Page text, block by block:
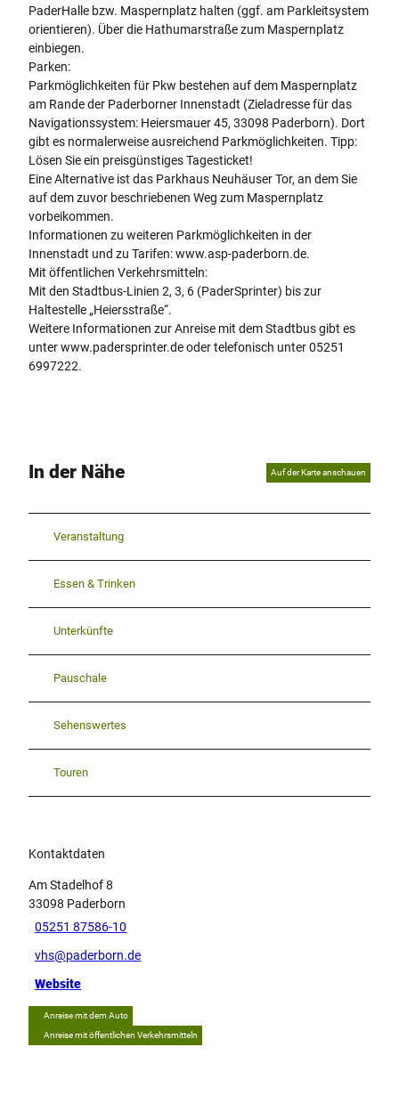
PaderHalle bzw. Maspernplatz halten (ggf. am Parkleitsystem
orientieren). Über die Hathumarstraße zum Maspernplatz
einbiegen.
Parken:
Parkmöglichkeiten für Pkw bestehen auf dem Maspernplatz
am Rande der Paderborner Innenstadt (Zieladresse für das
Navigationssystem: Heiersmauer 45, 33098 Paderborn). Dort
gibt es normalerweise ausreichend Parkmöglichkeiten. Tipp:
Lösen Sie ein preisgünstiges Tagesticket!
Eine Alternative ist das Parkhaus Neuhäuser Tor, an dem Sie
auf dem zuvor beschriebenen Weg zum Maspernplatz
vorbeikommen.
Informationen zu weiteren Parkmöglichkeiten in der
Innenstadt und zu Tarifen: www.asp-paderborn.de.
Mit öffentlichen Verkehrsmitteln:
Mit den Stadtbus-Linien 2, 3, 6 (PaderSprinter) bis zur
Haltestelle „Heiersstraße“.
Weitere Informationen zur Anreise mit dem Stadtbus gibt es
unter www.padersprinter.de oder telefonisch unter 05251
6997222.
In der Nähe Auf der Karte anschauen
Veranstaltung
Essen & Trinken
Unterkünfte
Pauschale
Sehenswertes
Touren
Kontaktdaten
Am Stadelhof 8
33098 Paderborn
05251 87586-10
vhs@paderborn.de
Website
Anreise mit dem Auto
Anreise mit öffentlichen Verkehrsmitteln